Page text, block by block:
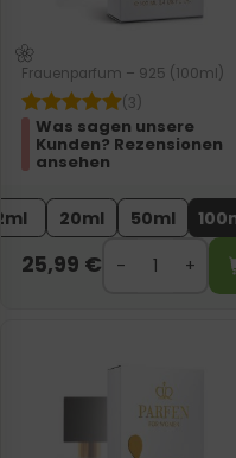
Frauenparfum – 925 (100ml)
(3)
Was sagen unsere
Kunden? Rezensionen
ansehen
20ml 50ml
25,99 €